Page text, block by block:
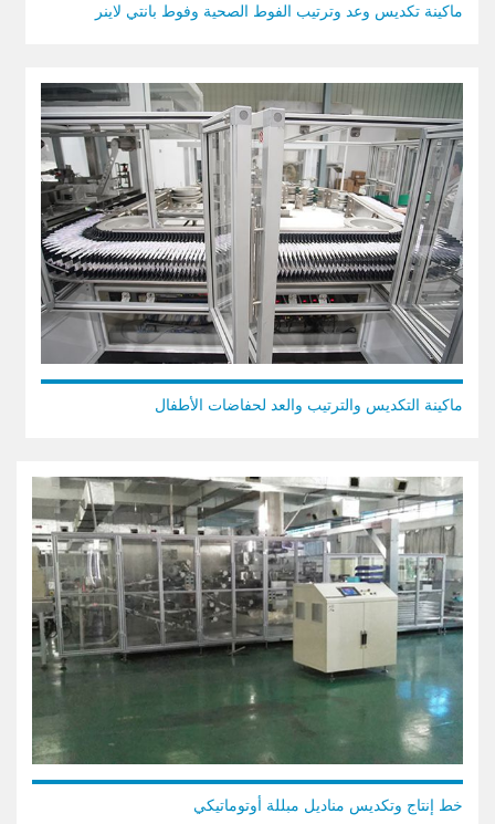
ماكينة تكديس وعد وترتيب الفوط الصحية وفوط بانتي لاينر
ماكينة التكديس والترتيب والعد لحفاضات الأطفال
خط إنتاج وتكديس مناديل مبللة أوتوماتيكي